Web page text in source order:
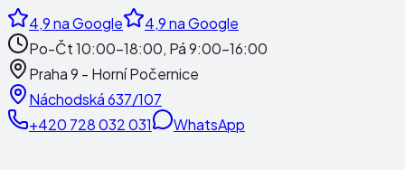
4,9na Google 4,9na Google
Po-Čt 10:00-18:00, Pá 9:00-16:00
Praha 9 - Horní Počernice
Náchodská 637/107
+420 728 032 031
WhatsApp